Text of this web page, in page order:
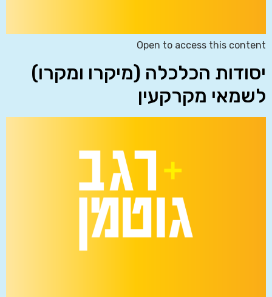
Open to access this content
יסודות הכלכלה (מיקרו ומקרו)
לשמאי מקרקעין